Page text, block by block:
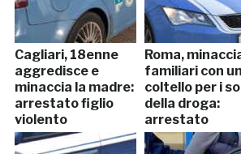
Cagliari, 18enne
aggredisce e
minaccia la madre:
arrestato figlio
violento
Roma,
familiari con un
coltello per i
della droga:
arrestato